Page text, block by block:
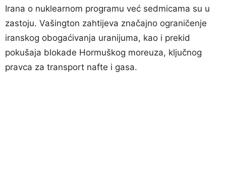
Irana o nuklearnom programu već sedmicama su u
zastoju. Vašington zahtijeva značajno ograničenje
iranskog obogaćivanja uranijuma, kao i prekid
pokušaja blokade Hormuškog moreuza, ključnog
pravca za transport nafte i gasa.